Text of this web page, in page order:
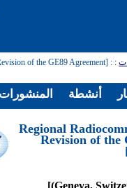
:
of the GE89 Agreement
[Regional
Revision of the
المنشورات أنشطة